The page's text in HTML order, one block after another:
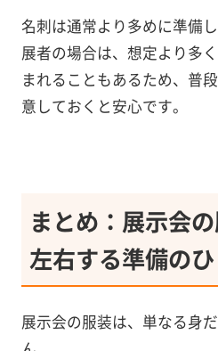
名刺は通常より多めに準備
展者の場合は、想定より多
まれることもあるため、普
意しておくと安心です。
まとめ：展示会
左右する準備の
展示会の服装は、単なる身